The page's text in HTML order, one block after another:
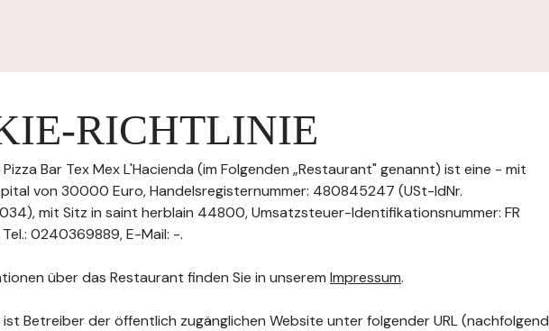
RICHTLINIE
Bar Tex Mex L'Hacienda (im Folgenden „Restaurant" genannt) ist eine - mit
von 30000 Euro, Handelsregisternummer: 480845247 (USt-IdNr.
mit Sitz in saint herblain 44800, Umsatzsteuer-Identifikationsnummer: FR
0240369889, E-Mail: -.
über das Restaurant finden Sie in unserem Impressum.
Betreiber der öffentlich zugänglichen Website unter folgender URL (nachfolgend